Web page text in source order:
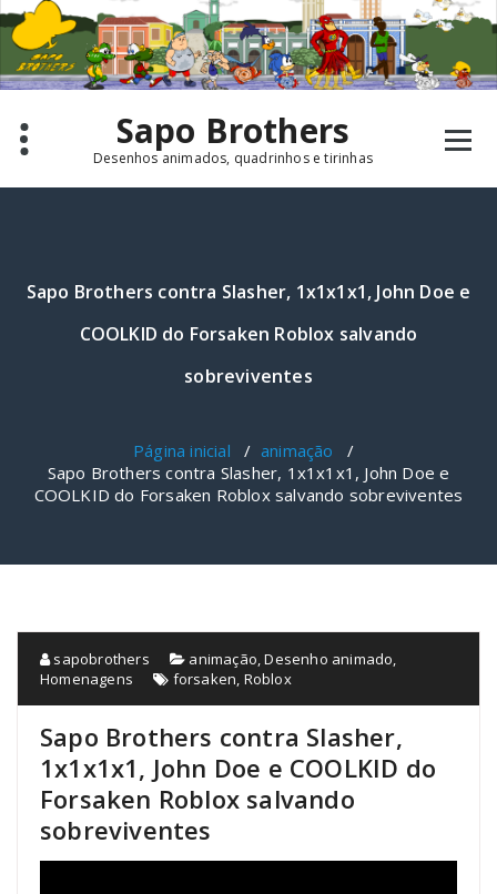
Pular
para
conteúdo
Sapo Brothers
Desenhos animados, quadrinhos e tirinhas
Sapo Brothers contra Slasher, 1x1x1x1, John Doe e
COOLKID do Forsaken Roblox salvando
sobreviventes
Página inicial /animação /
Sapo Brothers contra Slasher, 1x1x1x1, John Doe e
COOLKID do Forsaken Roblox salvando sobreviventes
sapobrothers animação,Desenho animado,
Homenagens
forsaken, Roblox
Sapo Brothers contra Slasher,
1x1x1x1, John Doe e COOLKID do
Forsaken Roblox salvando
sobreviventes